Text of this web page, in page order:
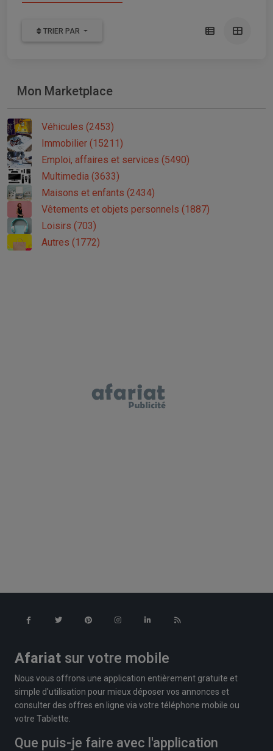
TRIER PAR
Mon Marketplace
Véhicules (2453)
Immobilier (15211)
Emploi, affaires et services (5490)
Multimedia (3633)
Maisons et enfants (2434)
Vêtements et objets personnels (1887)
Loisirs (703)
Autres (1772)
Afariat sur votre mobile
Nous vous offrons une application entièrement gratuite et
simple d'utilisation pour mieux déposer vos annonces et
consulter des offres en ligne via votre téléphone mobile ou
votre Tablette.
Que puis-je faire avec l'application